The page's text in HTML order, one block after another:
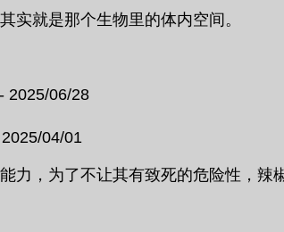
实就是那个生物里的体内空间。
- 2025/06/28
04/01
力，为了不让其有致死的危险性，